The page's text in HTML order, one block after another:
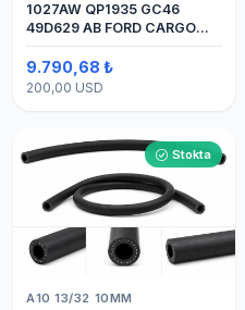
1027AW QP1935 GC46
49D629 AB FORD CARGO
24V 8PK ÜSTTEN ÇIKIŞ
4142 (SANDEN) KLİMA
KOMPRESÖRÜ 7H15
9.790,68 ₺
200,00 USD
Stokta
A10 13/32 10MM